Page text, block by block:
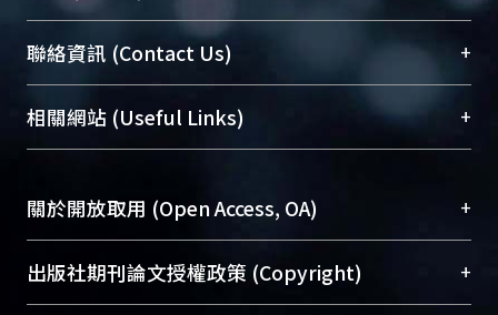
臺大位居世界頂尖大學之列，為永久珍藏及向國際
展現本校豐碩的研究成果及學術能量，圖書館整合
機構典藏（NTUR）與學術庫（AH）不同功能平
台，成為臺大學術典藏NTU scholars。期能整合研
成果。
To permanently archive and promote researcher
profiles and scholarly works, Library integrates the
services of “NTU Repository” with “Academic
聯絡資訊 (Contact Us) +
總館學科館員(Main Library)
醫學圖書館學科館員(Medical Library)
Sciences Library)
相關網站 (Useful Links) +
關於開放取用 (Open Access, OA) +
開放取用是從使用者角度提升資訊取用性的社會運
動，應用在學術研究上是透過將研究著作公開供使
出版社期刊論文授權政策 (Copyright) +